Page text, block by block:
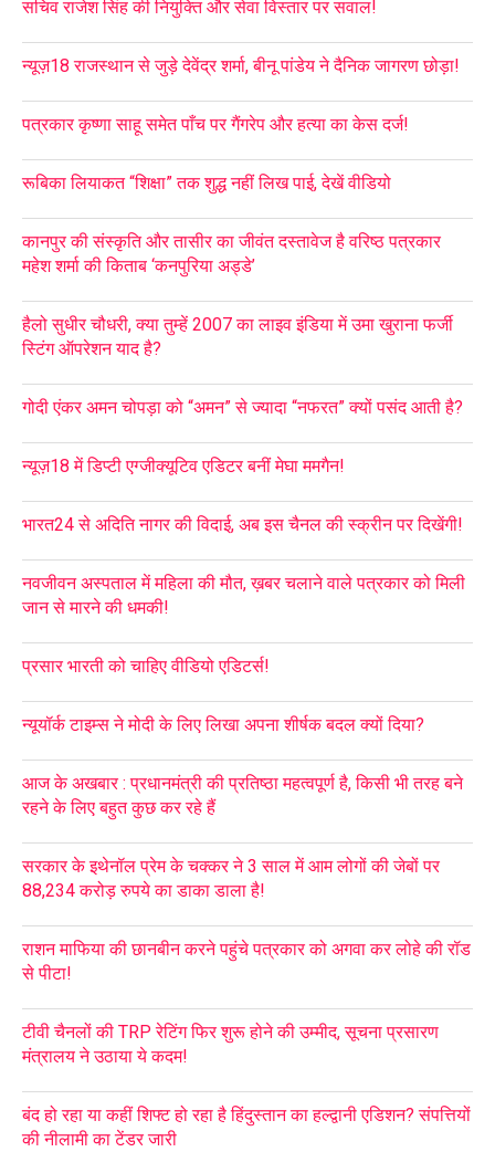
सचिव राजेश सिंह की नियुक्ति और सेवा विस्तार पर सवाल!
न्यूज़18 राजस्थान से जुड़े देवेंद्र शर्मा, बीनू पांडेय ने दैनिक जागरण छोड़ा!
पत्रकार कृष्णा साहू समेत पाँच पर गैंगरेप और हत्या का केस दर्ज!
रूबिका लियाकत “शिक्षा” तक शुद्ध नहीं लिख पाई, देखें वीडियो
कानपुर की संस्कृति और तासीर का जीवंत दस्तावेज है वरिष्ठ पत्रकार
महेश शर्मा की किताब ‘कनपुरिया अड्डे’
हैलो सुधीर चौधरी, क्या तुम्हें 2007 का लाइव इंडिया में उमा खुराना फर्जी
स्टिंग ऑपरेशन याद है?
गोदी एंकर अमन चोपड़ा को “अमन” से ज्यादा “नफरत” क्यों पसंद आती है?
न्यूज़18 में डिप्टी एग्जीक्यूटिव एडिटर बनीं मेघा ममगैन!
भारत24 से अदिति नागर की विदाई, अब इस चैनल की स्क्रीन पर दिखेंगी!
नवजीवन अस्पताल में महिला की मौत, ख़बर चलाने वाले पत्रकार को मिली
जान से मारने की धमकी!
प्रसार भारती को चाहिए वीडियो एडिटर्स!
न्यूयॉर्क टाइम्स ने मोदी के लिए लिखा अपना शीर्षक बदल क्यों दिया?
आज के अखबार : प्रधानमंत्री की प्रतिष्ठा महत्वपूर्ण है, किसी भी तरह बने
रहने के लिए बहुत कुछ कर रहे हैं
सरकार के इथेनॉल प्रेम के चक्कर ने 3 साल में आम लोगों की जेबों पर
88,234 करोड़ रुपये का डाका डाला है!
राशन माफिया की छानबीन करने पहुंचे पत्रकार को अगवा कर लोहे की रॉड
से पीटा!
टीवी चैनलों की TRP रेटिंग फिर शुरू होने की उम्मीद, सूचना प्रसारण
मंत्रालय ने उठाया ये कदम!
बंद हो रहा या कहीं शिफ्ट हो रहा है हिंदुस्तान का हल्द्वानी एडिशन? संपत्तियों
की नीलामी का टेंडर जारी